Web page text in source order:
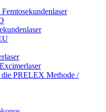
PRELEX Methode /